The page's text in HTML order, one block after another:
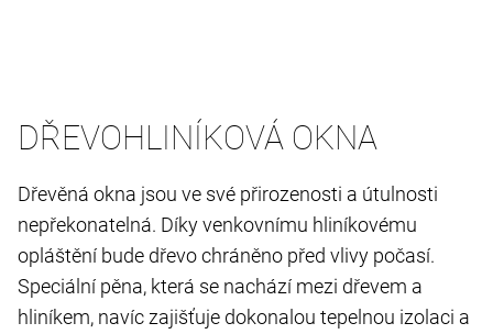
DŘEVOHLINÍKOVÁ OKNA
Dřevěná okna jsou ve své přirozenosti a útulnosti
nepřekonatelná. Díky venkovnímu hliníkovému
opláštění bude dřevo chráněno před vlivy počasí.
Speciální pěna, která se nachází mezi dřevem a
hliníkem, navíc zajišťuje dokonalou tepelnou izolaci a